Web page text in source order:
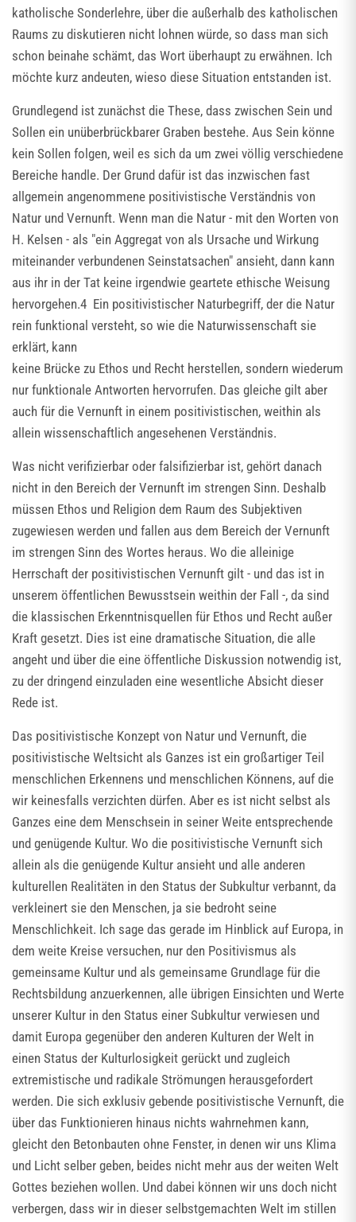
katholische Sonderlehre, über die außerhalb des katholischen
Raums zu diskutieren nicht lohnen würde, so dass man sich
schon beinahe schämt, das Wort überhaupt zu erwähnen. Ich
möchte kurz andeuten, wieso diese Situation entstanden ist.
Grundlegend ist zunächst die These, dass zwischen Sein und
Sollen ein unüberbrückbarer Graben bestehe. Aus Sein könne
kein Sollen folgen, weil es sich da um zwei völlig verschiedene
Bereiche handle. Der Grund dafür ist das inzwischen fast
allgemein angenommene positivistische Verständnis von
Natur und Vernunft. Wenn man die Natur - mit den Worten von
H. Kelsen - als "ein Aggregat von als Ursache und Wirkung
miteinander verbundenen Seinstatsachen" ansieht, dann kann
aus ihr in der Tat keine irgendwie geartete ethische Weisung
hervorgehen.4 Ein positivistischer Naturbegriff, der die Natur
rein funktional versteht, so wie die Naturwissenschaft sie
erklärt, kann
keine Brücke zu Ethos und Recht herstellen, sondern wiederum
nur funktionale Antworten hervorrufen. Das gleiche gilt aber
auch für die Vernunft in einem positivistischen, weithin als
allein wissenschaftlich angesehenen Verständnis.
Was nicht verifizierbar oder falsifizierbar ist, gehört danach
nicht in den Bereich der Vernunft im strengen Sinn. Deshalb
müssen Ethos und Religion dem Raum des Subjektiven
zugewiesen werden und fallen aus dem Bereich der Vernunft
im strengen Sinn des Wortes heraus. Wo die alleinige
Herrschaft der positivistischen Vernunft gilt - und das ist in
unserem öffentlichen Bewusstsein weithin der Fall -, da sind
die klassischen Erkenntnisquellen für Ethos und Recht außer
Kraft gesetzt. Dies ist eine dramatische Situation, die alle
angeht und über die eine öffentliche Diskussion notwendig ist,
zu der dringend einzuladen eine wesentliche Absicht dieser
Rede ist.
Das positivistische Konzept von Natur und Vernunft, die
positivistische Weltsicht als Ganzes ist ein großartiger Teil
menschlichen Erkennens und menschlichen Könnens, auf die
wir keinesfalls verzichten dürfen. Aber es ist nicht selbst als
Ganzes eine dem Menschsein in seiner Weite entsprechende
und genügende Kultur. Wo die positivistische Vernunft sich
allein als die genügende Kultur ansieht und alle anderen
kulturellen Realitäten in den Status der Subkultur verbannt, da
verkleinert sie den Menschen, ja sie bedroht seine
Menschlichkeit. Ich sage das gerade im Hinblick auf Europa, in
dem weite Kreise versuchen, nur den Positivismus als
gemeinsame Kultur und als gemeinsame Grundlage für die
Rechtsbildung anzuerkennen, alle übrigen Einsichten und Werte
unserer Kultur in den Status einer Subkultur verwiesen und
damit Europa gegenüber den anderen Kulturen der Welt in
einen Status der Kulturlosigkeit gerückt und zugleich
extremistische und radikale Strömungen herausgefordert
werden. Die sich exklusiv gebende positivistische Vernunft, die
über das Funktionieren hinaus nichts wahrnehmen kann,
gleicht den Betonbauten ohne Fenster, in denen wir uns Klima
und Licht selber geben, beides nicht mehr aus der weiten Welt
Gottes beziehen wollen. Und dabei können wir uns doch nicht
verbergen, dass wir in dieser selbstgemachten Welt im stillen